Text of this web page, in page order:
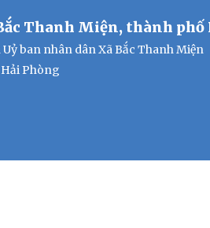
Thanh Miện, thành phố
ban nhân dân Xã Bắc Thanh Miện
Phòng